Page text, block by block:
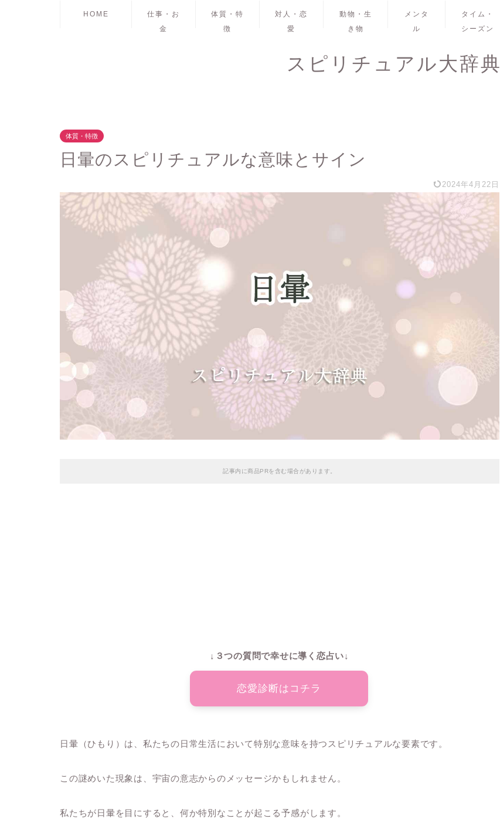
HOME
仕事・お
金
体質・特
徴
対人・恋
愛
動物・生
き物
メンタ
ル
タイム・
シーズン
スピリチュアル大辞典
体質・特徴
日暈のスピリチュアルな意味とサイン
2024年4月22日
記事内に商品PRを含む場合があります。
↓３つの質問で幸せに導く恋占い↓
恋愛診断はコチラ
日暈（ひもり）は、私たちの日常生活において特別な意味を持つスピリチュアルな要素です。
この謎めいた現象は、宇宙の意志からのメッセージかもしれません。
私たちが日暈を目にすると、何か特別なことが起こる予感がします。